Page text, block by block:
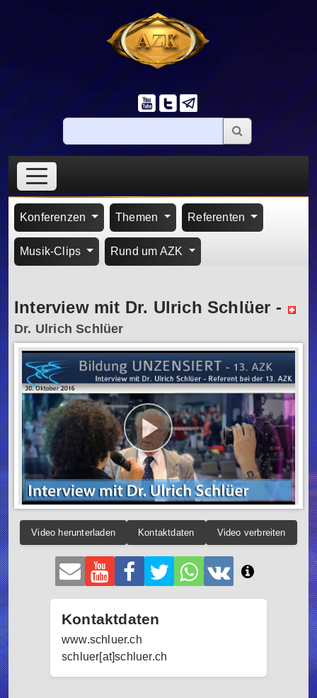
Konferenzen Themen Referenten
Musik-Clips Rund um AZK
Interview mit Dr. Ulrich Schlüer -
Dr. Ulrich Schlüer
Video herunterladen Kontaktdaten Video verbreiten
Kontaktdaten
www.schluer.ch
schluer[at]schluer.ch